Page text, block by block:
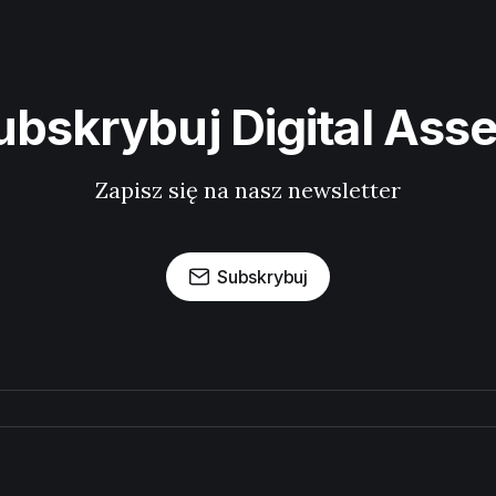
Digital
Zapisz się na nasz newsletter
Subskrybuj